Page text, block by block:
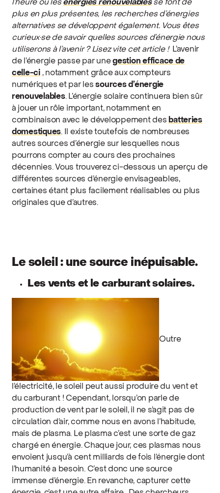
l’heure où lesénergies renouvelablesse font de
plus en plus présentes, les recherches d’énergies
alternatives se développent également. Vous êtes
curieux·se de savoir quelles sources d’énergie nous
utiliserons à l’avenir ? Lisez vite cet article !
L’avenir
de l’énergie passe par unegestion efficace de
celle-ci, notamment grâce aux compteurs
numériques et par lessources d’énergie
renouvelables. L’énergie solaire continuera bien sûr
à jouer un rôle important, notamment en
combinaison avec le développement des batteries
domestiques. Il existe toutefois de nombreuses
autres sources d’énergie sur lesquelles nous
pourrons compter au cours des prochaines
décennies. Vous trouverez ci-dessous un aperçu de
différentes sources d’énergie envisageables,
certaines étant plus facilement réalisables ou plus
originales que d’autres.
Le soleil : une source inépuisable.
Les vents et le carburant solaires.
Outre
l’électricité, le soleil peut aussi produire du vent et
du carburant ! Cependant, lorsqu’on parle de
production de vent par le soleil, il ne s’agit pas de
circulation d’air, comme nous en avons l’habitude,
mais de plasma. Le plasma c’est une sorte de gaz
chargé en énergie. Chaque jour, ces plasmas nous
envoient jusqu’à cent milliards de fois l’énergie dont
l’humanité a besoin. C’est donc une source
immense d’énergie. En revanche, capturer cette